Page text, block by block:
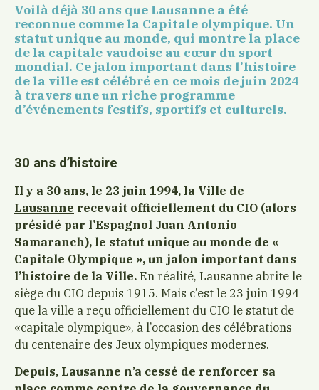
Voilà déjà 30 ans que Lausanne a été
reconnue comme la Capitale olympique. Un
statut unique au monde, qui montre la place
de la capitale vaudoise au cœur du sport
mondial. Ce jalon important dans l’histoire
de la ville est célébré en ce mois de juin 2024
à travers une un riche programme
d’événements festifs, sportifs et culturels.
30 ans d’histoire
Il y a 30 ans, le 23 juin 1994, la Ville de
Lausanne recevait officiellement du CIO (alors
présidé par l’Espagnol Juan Antonio
Samaranch), le statut unique au monde de «
Capitale Olympique », un jalon important dans
l’histoire de la Ville.En réalité, Lausanne abrite le
siège du CIO depuis 1915. Mais c’est le 23 juin 1994
que la ville a reçu officiellement du CIO le statut de
«capitale olympique», à l’occasion des célébrations
du centenaire des Jeux olympiques modernes.
Depuis, Lausanne n’a cessé de renforcer sa